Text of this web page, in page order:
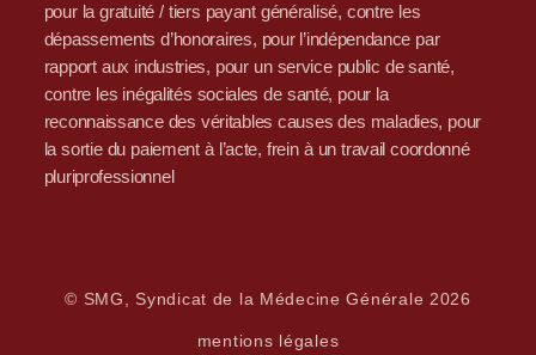
pour la gratuité / tiers payant généralisé, contre les
dépassements d’honoraires, pour l’indépendance par
rapport aux industries, pour un service public de santé,
contre les inégalités sociales de santé, pour la
reconnaissance des véritables causes des maladies, pour
la sortie du paiement à l’acte, frein à un travail coordonné
pluriprofessionnel
© SMG, Syndicat de la Médecine Générale 2026
mentions légales